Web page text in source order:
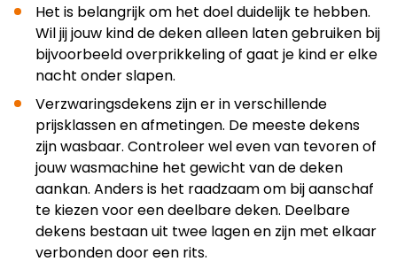
Het is belangrijk om het doel duidelijk te hebben.
Wil jij jouw kind de deken alleen laten gebruiken bij
bijvoorbeeld overprikkeling of gaat je kind er elke
nacht onder slapen.
Verzwaringsdekens zijn er in verschillende
prijsklassen en afmetingen. De meeste dekens
zijn wasbaar. Controleer wel even van tevoren of
jouw wasmachine het gewicht van de deken
aankan. Anders is het raadzaam om bij aanschaf
te kiezen voor een deelbare deken. Deelbare
dekens bestaan uit twee lagen en zijn met elkaar
verbonden door een rits.